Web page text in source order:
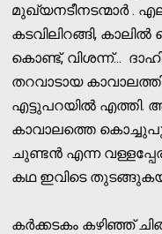
മുഖ്യനടീനടന്മാര്‍ .
കടവിലിറങ്ങി,
കൊണ്ട്, വിശന്ന്...
തറവാടായ
എട്ടുപറയില്‍ എത്തി.
കാവാലത്തെ
ചുണ്ടന്‍ എന്ന
കഥ ഇവിടെ
കര്‍ക്കടകം കഴിഞ്ഞ്